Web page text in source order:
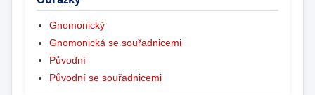
Gnomonický
Gnomonická se souřadnicemi
Původní
Původní se souřadnicemi